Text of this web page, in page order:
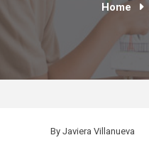
Home
By Javiera Villanueva